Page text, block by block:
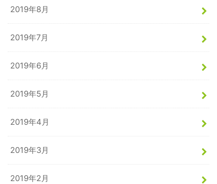
2019年8月
2019年7月
2019年6月
2019年5月
2019年4月
2019年3月
2019年2月